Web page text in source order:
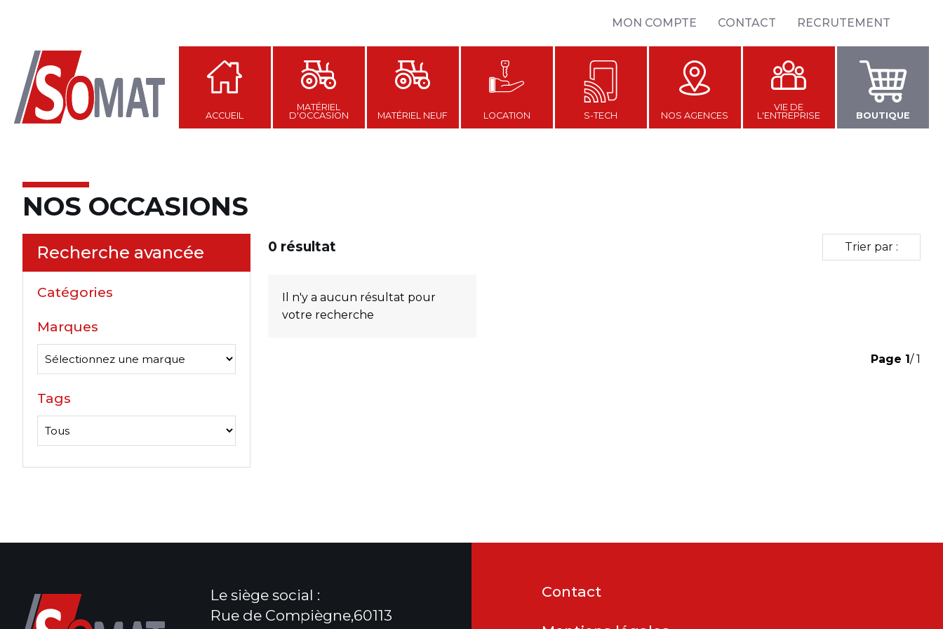
MON COMPTE CONTACT RECRUTEMENT
ACCUEIL
MATÉRIEL
D'OCCASION
MATÉRIEL NEUF LOCATION S-TECH NOS AGENCES
VIE DE
L'ENTREPRISE
BOUTIQUE
NOS OCCASIONS
Recherche avancée
Catégories
Marques
Tags
0 résultat Trier par :
Il n'y a aucun résultat pour
votre recherche
Page 1/ 1
Le siège social :
Rue de Compiègne,60113
Contact